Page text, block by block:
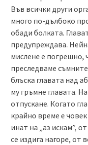
Във всички други
много по-дълбоко
обади болката.
предупреждава.
мислене е погрешно,
преследваме
блъска главата над
му гръмне главата.
отпускане. Когато
крайно време е
инат на „аз искам”,
се издига нагоре, от